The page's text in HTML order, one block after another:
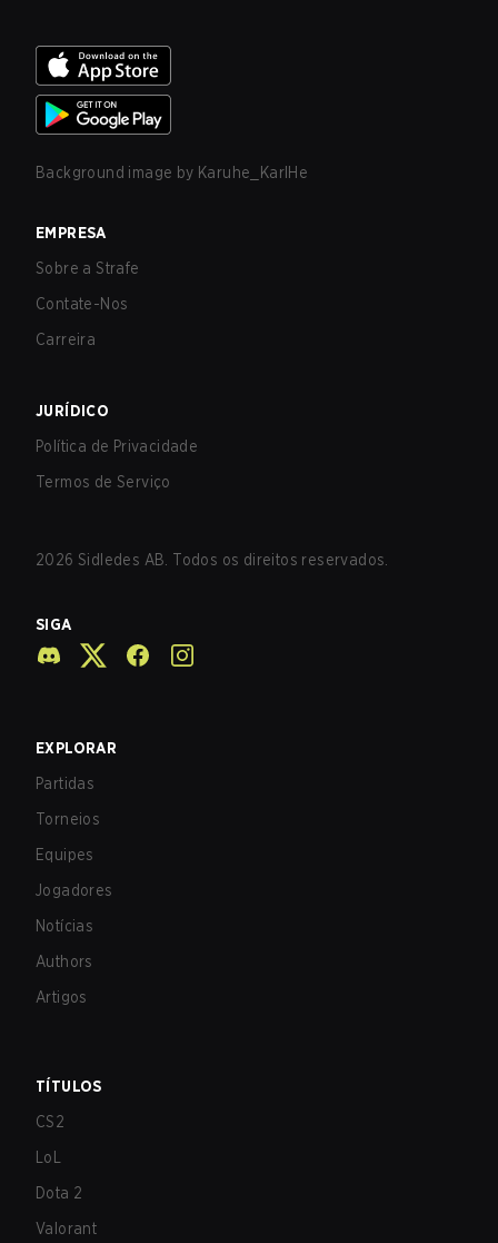
Background image by Karuhe_KarlHe
EMPRESA
Sobre a Strafe
Contate-Nos
Carreira
JURÍDICO
Política de Privacidade
Termos de Serviço
2026 Sidledes AB. Todos os direitos reservados.
SIGA
EXPLORAR
Partidas
Torneios
Equipes
Jogadores
Notícias
Authors
Artigos
TÍTULOS
CS2
LoL
Dota 2
Valorant